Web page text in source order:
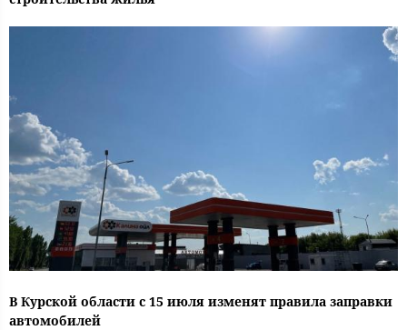
В Курской области с 15 июля изменят правила заправки
автомобилей